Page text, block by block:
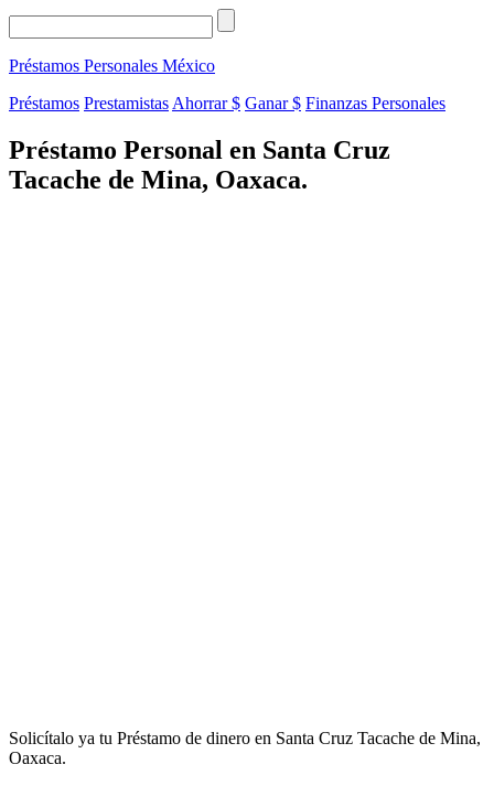
Préstamos Personales México
Préstamos Prestamistas Ahorrar $ Ganar $ Finanzas Personales
Préstamo Personal en Santa Cruz
Tacache de Mina, Oaxaca.
Solicítalo ya tu Préstamo de dinero en Santa Cruz Tacache de Mina,
Oaxaca.